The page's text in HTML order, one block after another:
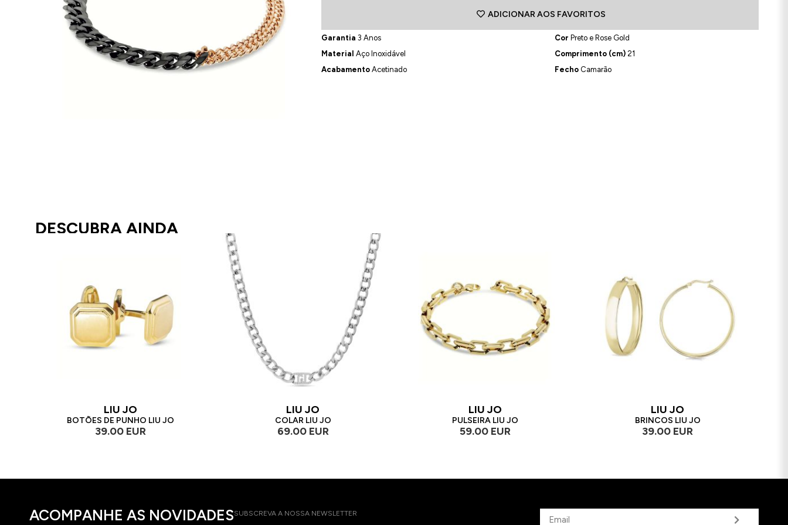
ADICIONAR AOS FAVORITOS
Garantia 3 Anos
Material Aço Inoxidável
AcabamentoAcetinado
Cor Preto e Rose Gold
Comprimento (cm)21
FechoCamarão
DESCUBRA AINDA
LIU JO
BOTÕES DE PUNHO LIU JO
39.00 EUR
LIU JO
COLAR LIU JO
69.00 EUR
LIU JO
PULSEIRA LIU JO
59.00 EUR
LIU JO
BRINCOS LIU JO
39.00 EUR
ACOMPANHE AS NOVIDADESSUBSCREVA A NOSSA NEWSLETTER